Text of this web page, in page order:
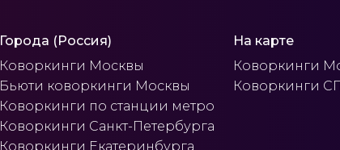
Города (Россия)
Коворкинги Москвы
Бьюти коворкинги Москвы
Коворкинги по станции метро
Коворкинги Санкт-Петербурга
Коворкинги Екатеринбурга
На карте
Коворкинги
Коворкинги